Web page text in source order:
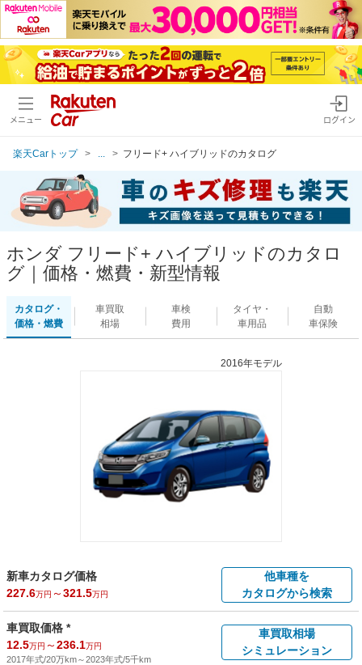
メニュー ログイン
楽天Carトップ フリード+ ハイブリッドのカタログ
ホンダ フリード+ ハイブリッドのカタロ
グ｜価格・燃費・新型情報
カタログ・
価格・燃費
車買取
相場
車検
費用
タイヤ・
車用品
自動
車保険
2016年モデル
新車カタログ価格
227.6万円 ～321.5万円
他車種を
カタログから検索
車買取価格 *
12.5万円 ～236.1万円
2017年式/20万km～2023年式/5千km
車買取相場
シミュレーション